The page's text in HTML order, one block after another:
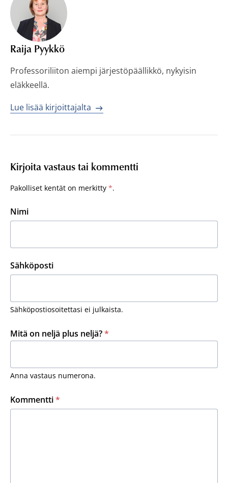
Raija Pyykkö
Professoriliiton aiempi järjestöpäällikkö, nykyisin
eläkkeellä.
Lue lisää kirjoittajalta
Kirjoita vastaus tai kommentti
Pakolliset kentät on merkitty *.
Nimi
Sähköposti
Sähköpostiosoitettasi ei julkaista.
Mitä on neljä plus neljä?*
Anna vastaus numerona.
Kommentti*